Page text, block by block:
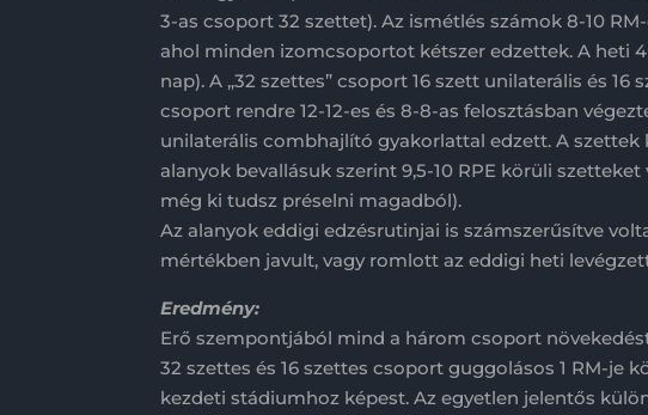
3-as csoport 32 szettet). Az ismétlés számok 8-10
ahol minden izomcsoportot kétszer edzettek. A heti 4
nap). A „32 szettes” csoport 16 szett unilaterális és
csoport rendre 12-12-es és 8-8-as felosztásban
unilaterális combhajlító gyakorlattal edzett. A
alanyok bevallásuk szerint 9,5-10 RPE körüli
még ki tudsz préselni magadból).
Az alanyok eddigi edzésrutinjai is számszerűsítve
mértékben javult, vagy romlott az eddigi heti
Eredmény:
Erő szempontjából mind a három csoport
32 szettes és 16 szettes csoport guggolásos 1 RM-
kezdeti stádiumhoz képest. Az egyetlen jelentős